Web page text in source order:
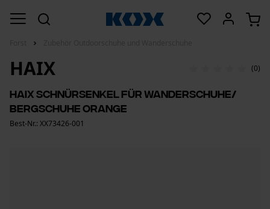
HAIX (0)
Haix Schnürsenkel für Wanderschuhe/
Bergschuhe Orange
Best-Nr.: XX73426-001